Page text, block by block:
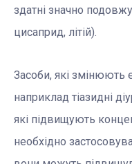
здатні значно
цисаприд, літій).
Засоби, які змінюють
наприклад тіазидні
які підвищують
необхідно